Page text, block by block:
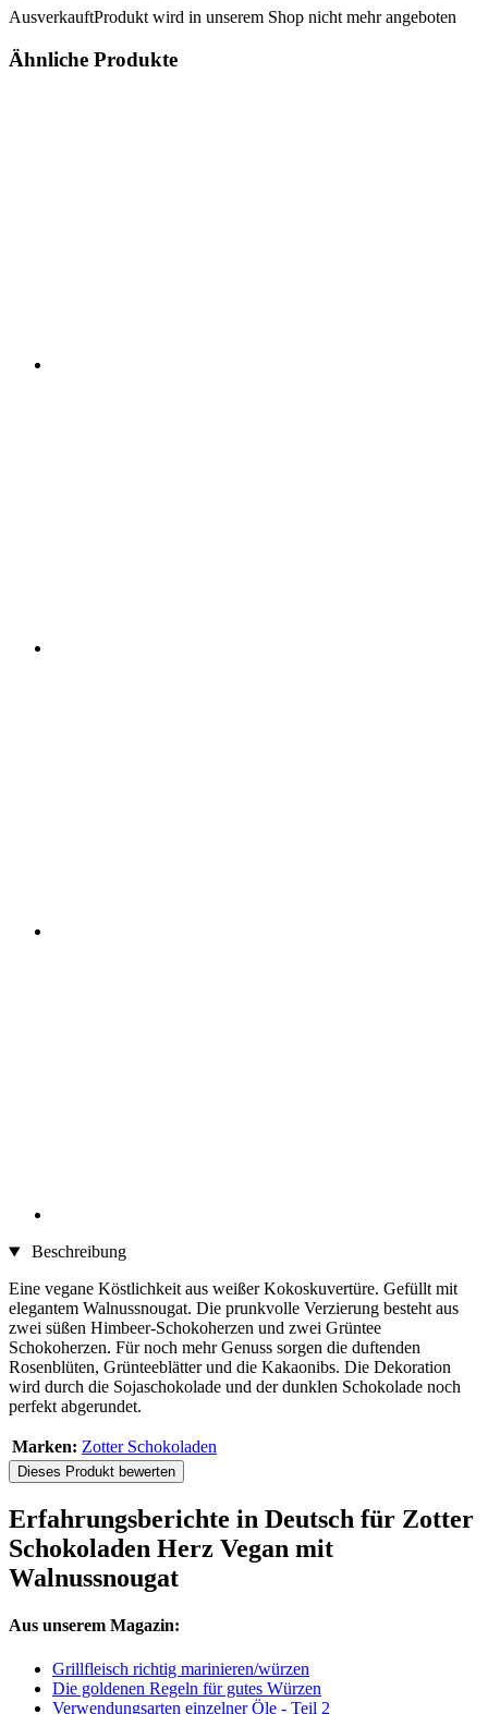
AusverkauftProdukt wird in unserem Shop nicht mehr angeboten
Ähnliche Produkte
Beschreibung
Eine vegane Köstlichkeit aus weißer Kokoskuvertüre. Gefüllt mit
elegantem Walnussnougat. Die prunkvolle Verzierung besteht aus
zwei süßen Himbeer-Schokoherzen und zwei Grüntee
Schokoherzen. Für noch mehr Genuss sorgen die duftenden
Rosenblüten, Grünteeblätter und die Kakaonibs. Die Dekoration
wird durch die Sojaschokolade und der dunklen Schokolade noch
perfekt abgerundet.
Marken: Zotter Schokoladen
Dieses Produkt bewerten
Erfahrungsberichte in Deutsch für Zotter
Schokoladen Herz Vegan mit
Walnussnougat
Aus unserem Magazin:
Grillfleisch richtig marinieren/würzen
Die goldenen Regeln für gutes Würzen
Verwendungsarten einzelner Öle - Teil 2